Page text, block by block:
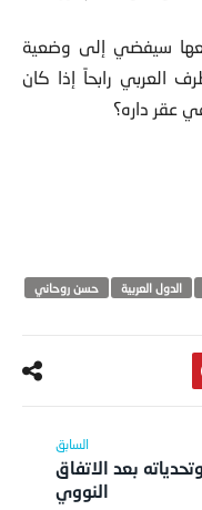
معها سيفضي إلى وضعية
العربي رابحاً إذا كان
عقر داره؟
الدول العربية
حسن روحاني
بعد الاتفاق
النووي